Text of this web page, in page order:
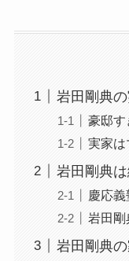
岩田剛典
豪邸す
実家は
岩田剛典
慶応
岩田
岩田剛典